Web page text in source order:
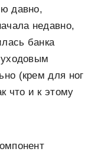
давно,
недавно,
банка
(крем для ног
что и к этому